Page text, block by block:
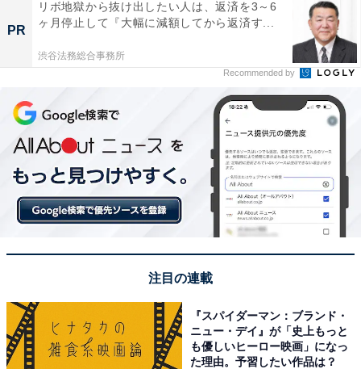
しています」
と話しています。クセで小文字を使ってしまう……そん
な人もいるかもしれませんが、「無理している」と感じ
られてしまう場合もありそうです。
PR
リボ地獄から抜け出したい人は、返済を3～6
ヶ月停止して『大幅に減額してから返済す...
渋谷法務総合事務所
Recommended by
注目の連載
『スパイダーマン：ブランド・
ニュー・デイ』が「史上もっと
も優しいヒーロー映画」になっ
た理由。予習したい作品は？